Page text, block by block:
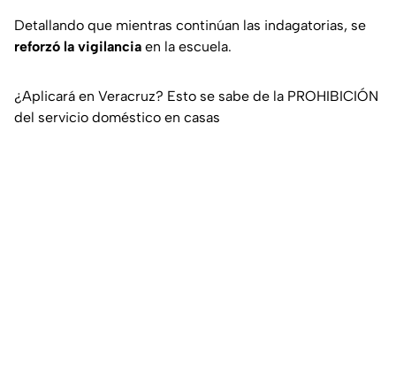
Detallando que mientras continúan las indagatorias, se
reforzó la vigilancia en la escuela.
¿Aplicará en Veracruz? Esto se sabe de la PROHIBICIÓN
del servicio doméstico en casas